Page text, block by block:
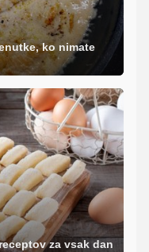
ko nimate
za vsak dan